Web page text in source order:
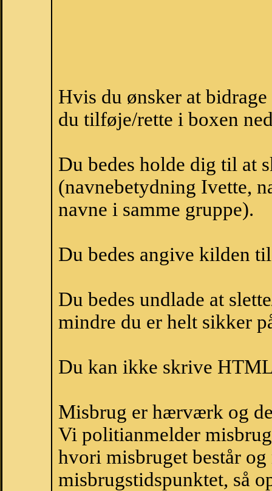
Hvis du ønsker at
du tilføje/rette i boxen
Du bedes holde dig til at
(navnebetydning Ivette,
navne i samme gruppe).
Du bedes angive kilden
Du bedes undlade at
mindre du er helt sikker
Du kan ikke skrive
Misbrug er hærværk og
Vi politianmelder
hvori misbruget består
misbrugstidspunktet, så